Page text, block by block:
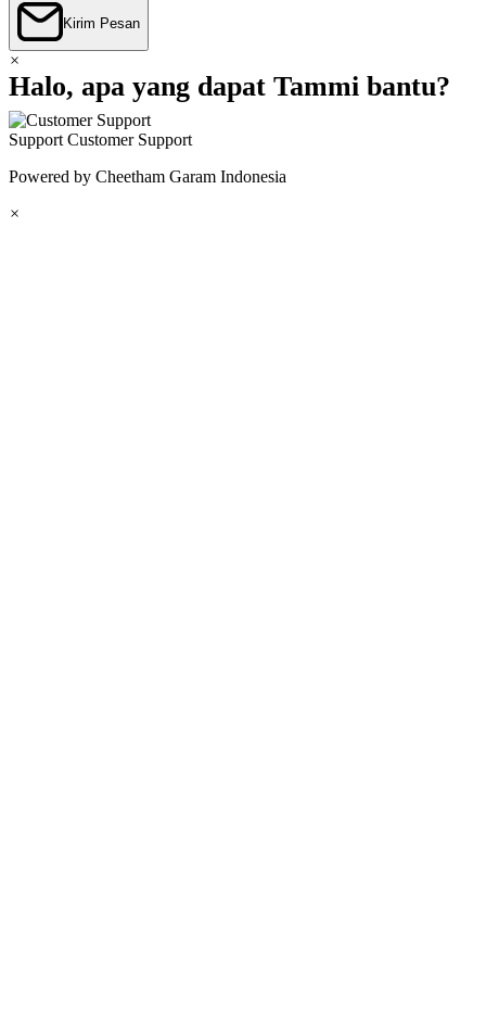
Kirim Pesan
×
Halo, apa yang dapat Tammi bantu?
Support Customer Support
Powered by Cheetham Garam Indonesia
×